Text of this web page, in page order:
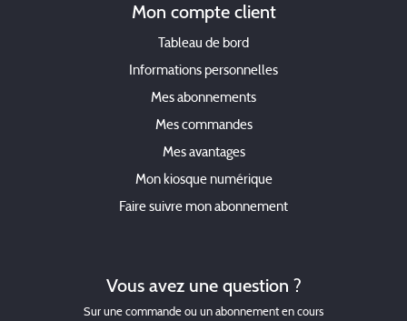
Mon compte client
Tableau de bord
Informations personnelles
Mes abonnements
Mes commandes
Mes avantages
Mon kiosque numérique
Faire suivre mon abonnement
Vous avez une question ?
Sur une commande ou un abonnement en cours